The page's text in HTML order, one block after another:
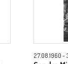
27.08.1960 -